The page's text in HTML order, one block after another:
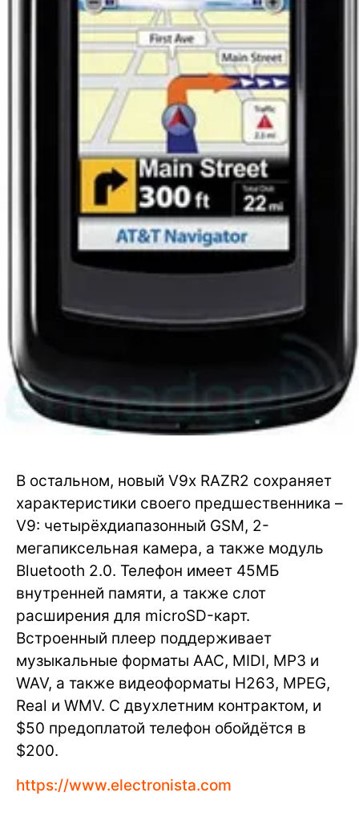
В остальном, новый V9x RAZR2 сохраняет
характеристики своего предшественника –
V9: четырёхдиапазонный GSM, 2-
мегапиксельная камера, а также модуль
Bluetooth 2.0. Телефон имеет 45МБ
внутренней памяти, а также слот
расширения для microSD-карт.
Встроенный плеер поддерживает
музыкальные форматы AAC, MIDI, MP3 и
WAV, а также видеоформаты H263, MPEG,
Real и WMV. С двухлетним контрактом, и
$50 предоплатой телефон обойдётся в
$200.
https://www.electronista.com